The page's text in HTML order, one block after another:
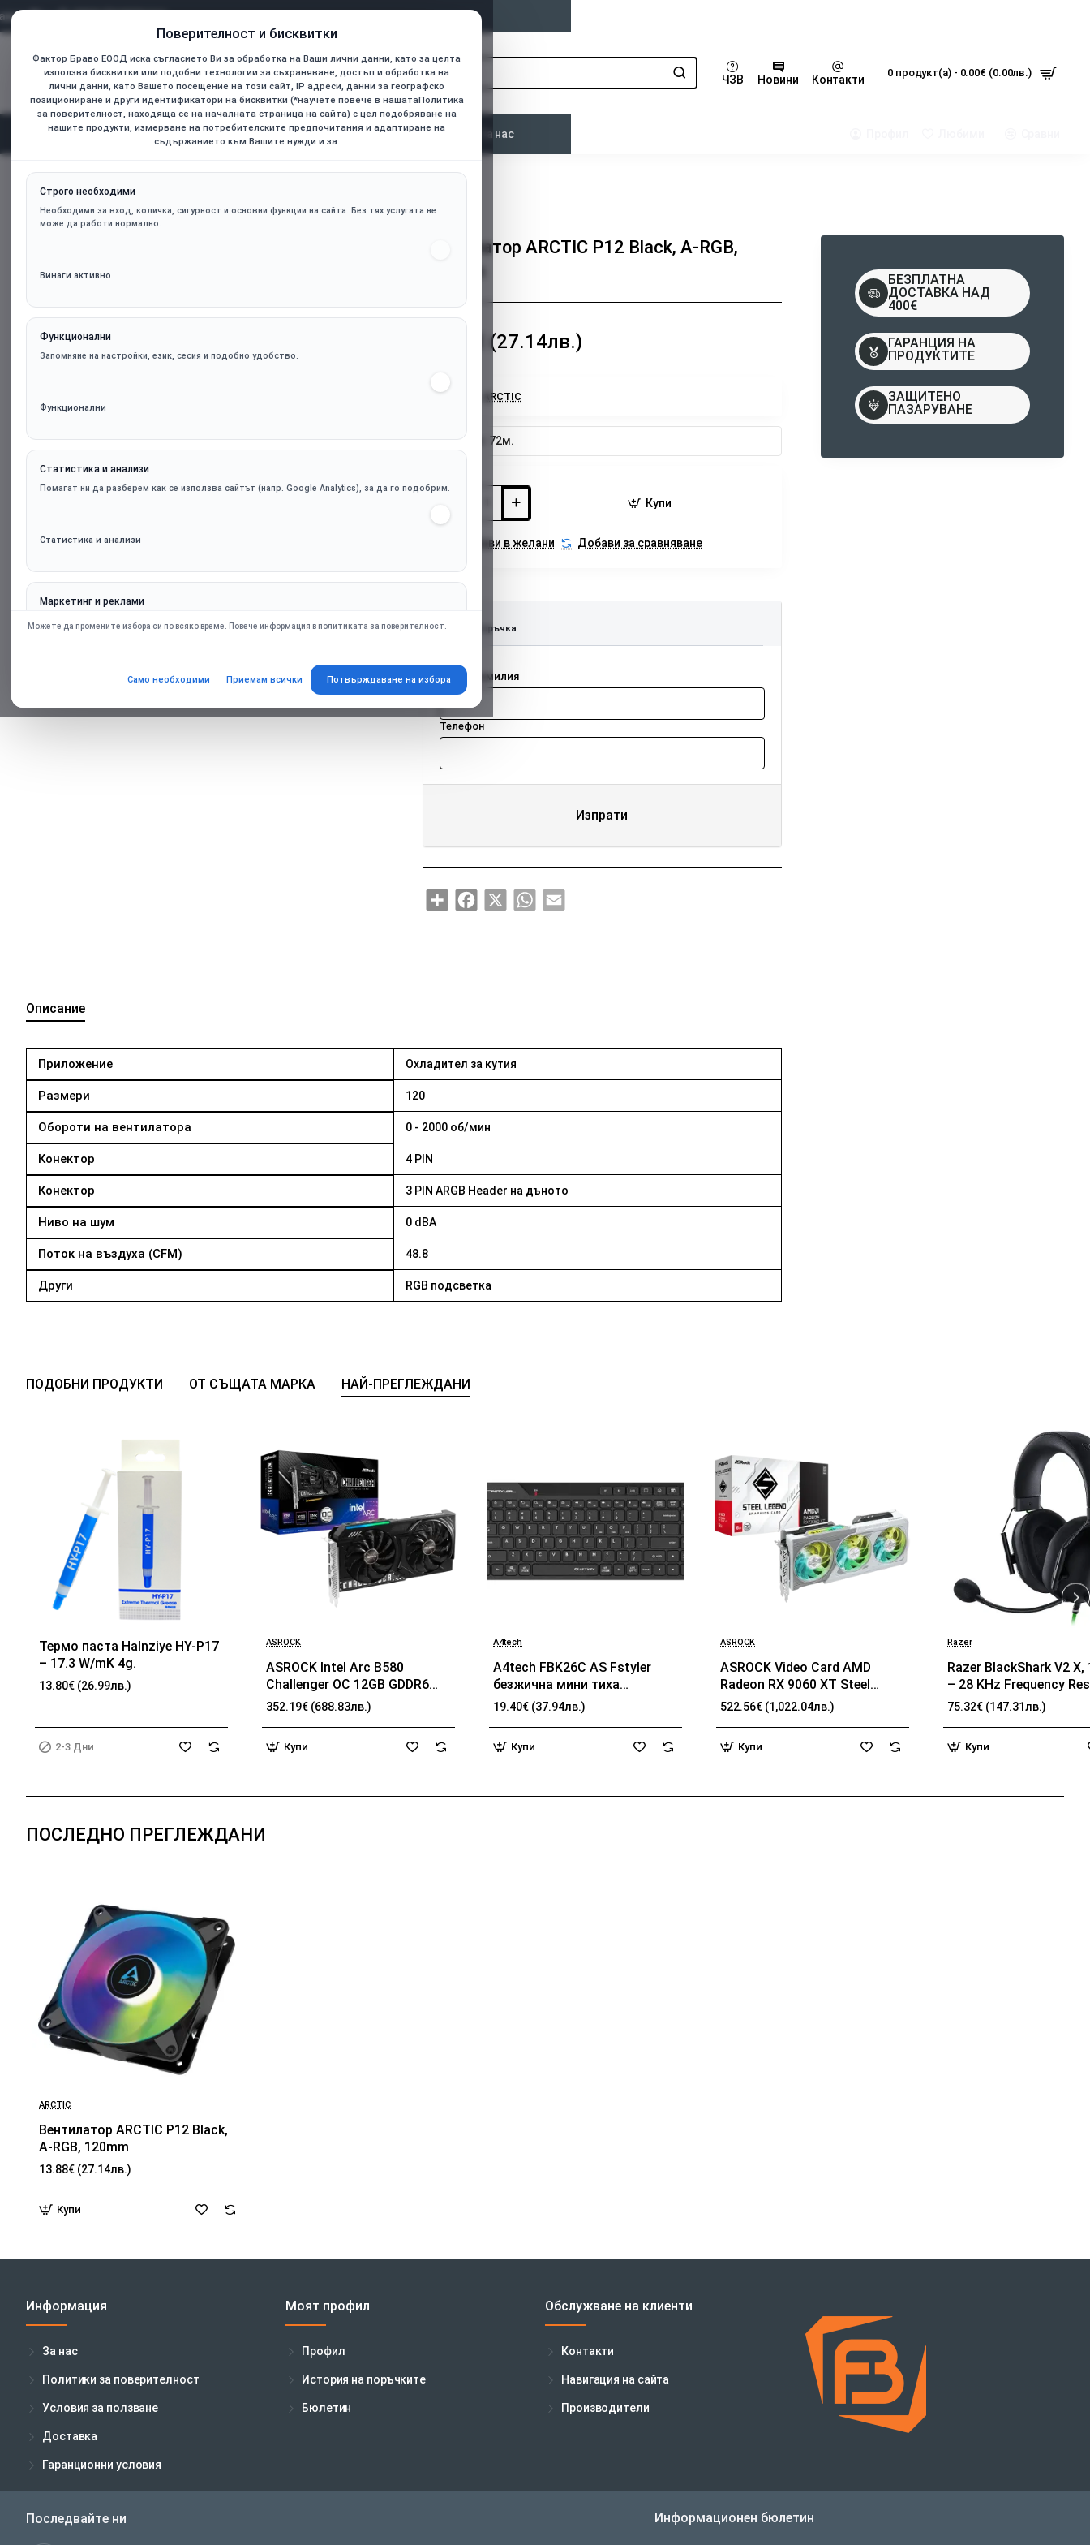
Поверителност и бисквитки
Фактор Браво ЕООД иска съгласието Ви за обработка на Ваши лични данни, като за целта
използва бисквитки или подобни технологии за съхраняване, достъп и обработка на
лични данни, като Вашето посещение на този сайт, IP адреси, данни за географско
позициониране и други идентификатори на бисквитки (*научете повече в нашатаПолитика
за поверителност, находяща се на началната страница на сайта) с цел подобряване на
нашите продукти, измерване на потребителските предпочитания и адаптиране на
съдържанието към Вашите нужди и за:
Строго необходими
Необходими за вход, количка, сигурност и основни функции на сайта. Без тях услугата не
може да работи нормално.
Винаги активно
Функционални
Запомняне на настройки, език, сесия и подобно удобство.
Функционални
Статистика и анализи
Помагат ни да разберем как се използва сайтът (напр. Google Analytics), за да го подобрим.
Статистика и анализи
Маркетинг и реклами
Персонализирани оферти и ремаркетинг чрез партньорски платформи (напр. Google Ads),
само при съгласие.
Маркетинг и реклами
Можете да промените избора си по всяко време. Повече информация в политиката за поверителност.
Само необходими Приемам всички Потвърждаване на избора
Всички
Търсене... ЧЗВ Новини Контакти 0 продукт(а) - 0.00€ (0.00лв.)
Категории Начало Контакти За нас
home
Вентилатор ARCTIC P12 Black, A-RGB, 120mm
Вентилатор ARCTIC P12 Black, A-RGB,
120mm
13.88€ (27.14лв.)
ARCTIC
Гаранция: 72м.
Купи
Добави в желани Добави за сравняване
Бърза поръчка
Име и фамилия
Телефон
Изпрати
Share Facebook
X WhatsApp
Email
Описание
Приложение Охладител за кутия
Размери 120
Обороти на вентилатора 0 - 2000 об/мин
Конектор 4 PIN
Конектор 3 PIN ARGB Header на дъното
Ниво на шум 0 dBA
Поток на въздуха (CFM) 48.8
Други RGB подсветка
БЕЗПЛАТНА
ДОСТАВКА НАД
400€
ГАРАНЦИЯ НА
ПРОДУКТИТЕ
ЗАЩИТЕНО
ПАЗАРУВАНЕ
ПОДОБНИ ПРОДУКТИ ОТ СЪЩАТА МАРКА НАЙ-ПРЕГЛЕЖДАНИ
БЕСТСЕЛЪР
2-3 Дни
Термо паста Halnziye HY-P17
– 17.3 W/mK 4g.
13.80€ (26.99лв.)
2-3 Дни
ASROCK
ASROCK Intel Arc B580
Challenger OC 12GB GDDR6
192-bit HDMI 3x DP
352.19€ (688.83лв.)
Купи
A4tech
A4tech FBK26C AS Fstyler
безжичнa мини тиха
клавиатура, Multi-mode,
презареждаема батерия,
19.40€ (37.94лв.)
Купи
ASROCK
ASROCK Video Card AMD
Radeon RX 9060 XT Steel
Legend OC 16GB GDDR6 128-
bit HDMI 2x DP
522.56€ (1,022.04лв.)
Купи
Razer
Razer BlackShark V2 X,
– 28 KHz Frequency
32 Ω (1 kHz)
TriForce Driver,
passive noise
75.32€ (147.31лв.)
Купи
ПОСЛЕДНО ПРЕГЛЕЖДАНИ
ARCTIC
Вентилатор ARCTIC P12 Black,
A-RGB, 120mm
13.88€ (27.14лв.)
Купи
Информация
За нас
Политики за поверителност
Условия за ползване
Доставка
Гаранционни условия
Моят профил
Профил
История на поръчките
Бюлетин
Обслужване на клиенти
Контакти
Навигация на сайта
Производители
Последвайте ни Информационен бюлетин